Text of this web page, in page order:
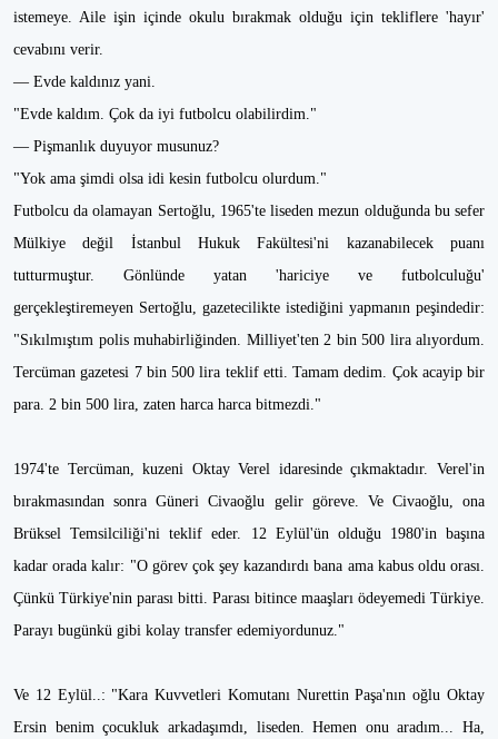
istemeye. Aile işin içinde okulu bırakmak olduğu için tekliflere 'hayır'
cevabını verir.
— Evde kaldınız yani.
"Evde kaldım. Çok da iyi futbolcu olabilirdim."
— Pişmanlık duyuyor musunuz?
"Yok ama şimdi olsa idi kesin futbolcu olurdum."
Futbolcu da olamayan Sertoğlu, 1965'te liseden mezun olduğunda bu sefer
Mülkiye değil İstanbul Hukuk Fakültesi'ni kazanabilecek puanı
tutturmuştur. Gönlünde yatan 'hariciye ve futbolculuğu'
gerçekleştiremeyen Sertoğlu, gazetecilikte istediğini yapmanın peşindedir:
"Sıkılmıştım polis muhabirliğinden. Milliyet'ten 2 bin 500 lira alıyordum.
Tercüman gazetesi 7 bin 500 lira teklif etti. Tamam dedim. Çok acayip bir
para. 2 bin 500 lira, zaten harca harca bitmezdi."
1974'te Tercüman, kuzeni Oktay Verel idaresinde çıkmaktadır. Verel'in
bırakmasından sonra Güneri Civaoğlu gelir göreve. Ve Civaoğlu, ona
Brüksel Temsilciliği'ni teklif eder. 12 Eylül'ün olduğu 1980'in başına
kadar orada kalır: "O görev çok şey kazandırdı bana ama kabus oldu orası.
Çünkü Türkiye'nin parası bitti. Parası bitince maaşları ödeyemedi Türkiye.
Parayı bugünkü gibi kolay transfer edemiyordunuz."
Ve 12 Eylül..: "Kara Kuvvetleri Komutanı Nurettin Paşa'nın oğlu Oktay
Ersin benim çocukluk arkadaşımdı, liseden. Hemen onu aradım... Ha,